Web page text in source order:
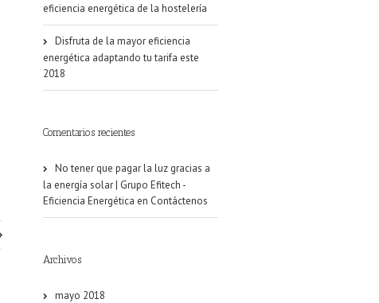
eficiencia energética de la hostelería
Disfruta de la mayor eficiencia
energética adaptando tu tarifa este
2018
Comentarios recientes
No tener que pagar la luz gracias a
la energía solar | Grupo Efitech -
Eficiencia Energética en Contáctenos
Archivos
mayo 2018